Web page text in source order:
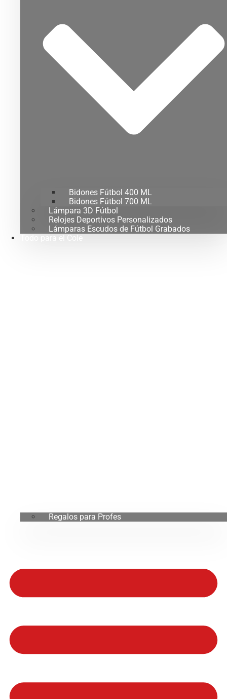
Bidones Fútbol 400 ML
Bidones Fútbol 700 ML
Lámpara 3D Fútbol
Relojes Deportivos Personalizados
Lámparas Escudos de Fútbol Grabados
Todo para el Cole
Regalos para Profes